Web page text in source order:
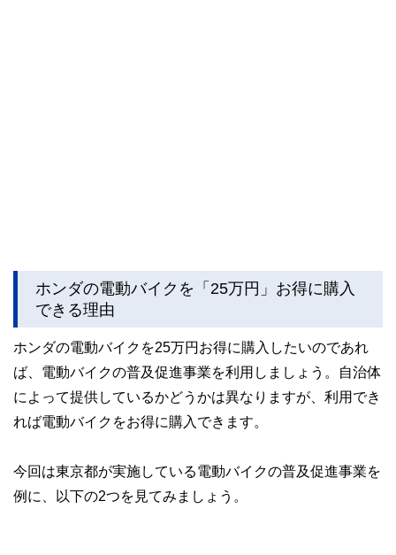
ホンダの電動バイクを「25万円」お得に購入
できる理由
ホンダの電動バイクを25万円お得に購入したいのであれ
ば、電動バイクの普及促進事業を利用しましょう。自治体
によって提供しているかどうかは異なりますが、利用でき
れば電動バイクをお得に購入できます。
今回は東京都が実施している電動バイクの普及促進事業を
例に、以下の2つを見てみましょう。